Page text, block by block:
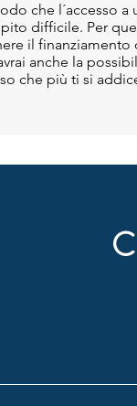
che l´accesso a
difficile. Per
il finanziamento
anche la
che più ti si